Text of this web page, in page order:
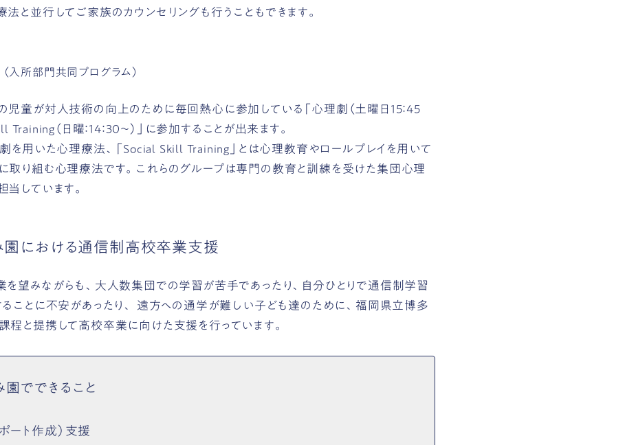
と並行してご家族のカウンセリングも行うこともできます。
（入所部門共同プログラム）
児童が対人技術の向上のために毎回熱心に参加している「心理劇（土曜日15：45
Training（日曜：14：30～）」に参加することが出来ます。
劇を用いた心理療法、「Social Skill Training」とは心理教育やロールプレイを用いて
取り組む心理療法です。これらのグループは専門の教育と訓練を受けた集団心理
しています。
園における通信制高校卒業支援
を望みながらも、大人数集団での学習が苦手であったり、自分ひとりで通信制学習
ることに不安があったり、 遠方への通学が難しい子ども達のために、福岡県立博多
程と提携して高校卒業に向けた支援を行っています。
でできること
ート作成）支援